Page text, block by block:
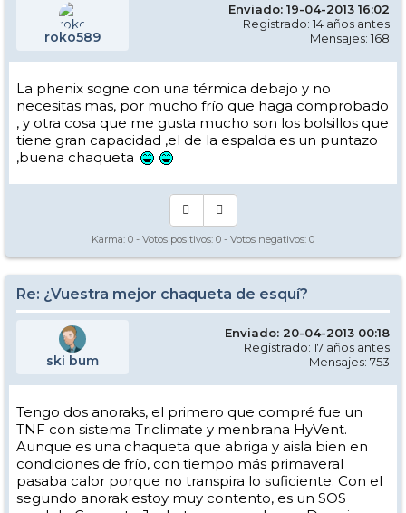
roko589
Enviado: 19-04-2013 16:02
Registrado: 14 años antes
Mensajes: 168
La phenix sogne con una térmica debajo y no
necesitas mas, por mucho frío que haga comprobado
, y otra cosa que me gusta mucho son los bolsillos que
tiene gran capacidad ,el de la espalda es un puntazo
,buena chaqueta
Karma: 0 - Votos positivos: 0 - Votos negativos: 0
Re: ¿Vuestra mejor chaqueta de esquí?
ski bum
Enviado: 20-04-2013 00:18
Registrado: 17 años antes
Mensajes: 753
Tengo dos anoraks, el primero que compré fue un
TNF con sistema Triclimate y menbrana HyVent.
Aunque es una chaqueta que abriga y aisla bien en
condiciones de frío, con tiempo más primaveral
pasaba calor porque no transpira lo suficiente. Con el
segundo anorak estoy muy contento, es un SOS